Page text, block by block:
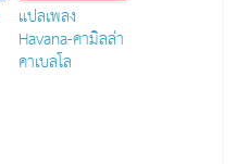
แปลเพลง
Havana-คามิลล่า
คาเบลโล